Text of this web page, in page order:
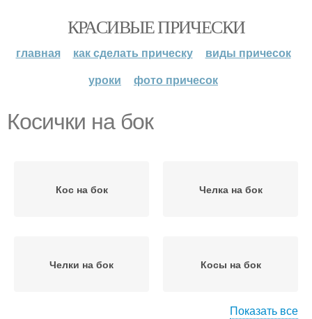
КРАСИВЫЕ ПРИЧЕСКИ
главная как сделать прическу
виды причесок
уроки
фото причесок
Косички на бок
Кос на бок Челка на бок
Челки на бок Косы на бок
Показать все